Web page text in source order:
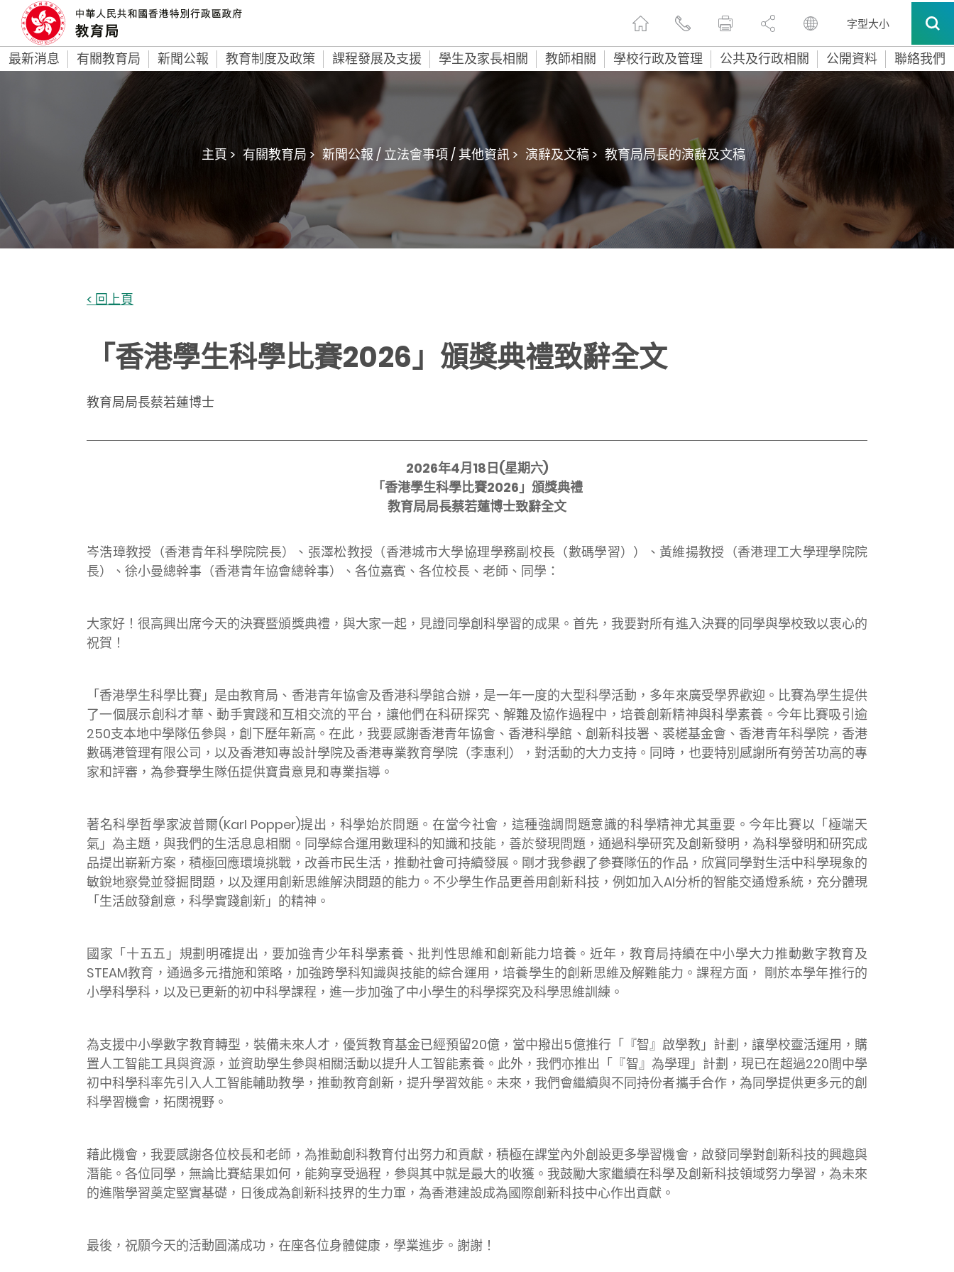
字型大小
最新消息 有關教育局 新聞公報 教育制度及政策 課程發展及支援 學生及家長相關 教師相關 學校行政及管理 公共及行政相關 公開資料 聯絡我們
主頁 > 有關教育局 > 新聞公報 / 立法會事項 / 其他資訊 > 演辭及文稿 > 教育局局長的演辭及文稿
< 回上頁
「香港學生科學比賽2026」頒獎典禮致辭全文
教育局局長蔡若蓮博士
2026年4月18日(星期六)
「香港學生科學比賽2026」頒獎典禮
教育局局長蔡若蓮博士致辭全文
岑浩璋教授（香港青年科學院院長）、張澤松教授（香港城市大學協理學務副校長（數碼學習））、黃維揚教授（香港理工大學理學院院
長）、徐小曼總幹事（香港青年協會總幹事）、各位嘉賓、各位校長、老師、同學：
大家好！很高興出席今天的決賽暨頒獎典禮，與大家一起，見證同學創科學習的成果。首先，我要對所有進入決賽的同學與學校致以衷心的
祝賀！
「香港學生科學比賽」是由教育局、香港青年協會及香港科學館合辦，是一年一度的大型科學活動，多年來廣受學界歡迎。比賽為學生提供
了一個展示創科才華、動手實踐和互相交流的平台，讓他們在科研探究、解難及協作過程中，培養創新精神與科學素養。今年比賽吸引逾
250支本地中學隊伍參與，創下歷年新高。在此，我要感謝香港青年協會、香港科學館、創新科技署、裘槎基金會、香港青年科學院，香港
數碼港管理有限公司，以及香港知專設計學院及香港專業教育學院（李惠利），對活動的大力支持。同時，也要特別感謝所有勞苦功高的專
家和評審，為參賽學生隊伍提供寶貴意見和專業指導。
著名科學哲學家波普爾(Karl Popper)提出，科學始於問題。在當今社會，這種強調問題意識的科學精神尤其重要。今年比賽以「極端天
氣」為主題，與我們的生活息息相關。同學綜合運用數理科的知識和技能，善於發現問題，通過科學研究及創新發明，為科學發明和研究成
品提出嶄新方案，積極回應環境挑戰，改善市民生活，推動社會可持續發展。剛才我參觀了參賽隊伍的作品，欣賞同學對生活中科學現象的
敏銳地察覺並發掘問題，以及運用創新思維解決問題的能力。不少學生作品更善用創新科技，例如加入AI分析的智能交通燈系統，充分體現
「生活啟發創意，科學實踐創新」的精神。
國家「十五五」規劃明確提出，要加強青少年科學素養、批判性思維和創新能力培養。近年，教育局持續在中小學大力推動數字教育及
STEAM教育，通過多元措施和策略，加強跨學科知識與技能的綜合運用，培養學生的創新思維及解難能力。課程方面， 剛於本學年推行的
小學科學科，以及已更新的初中科學課程，進一步加強了中小學生的科學探究及科學思維訓練。
為支援中小學數字教育轉型，裝備未來人才，優質教育基金已經預留20億，當中撥出5億推行「『智』啟學教」計劃，讓學校靈活運用，購
置人工智能工具與資源，並資助學生參與相關活動以提升人工智能素養。此外，我們亦推出「『智』為學理」計劃，現已在超過220間中學
初中科學科率先引入人工智能輔助教學，推動教育創新，提升學習效能。未來，我們會繼續與不同持份者攜手合作，為同學提供更多元的創
科學習機會，拓闊視野。
藉此機會，我要感謝各位校長和老師，為推動創科教育付出努力和貢獻，積極在課堂內外創設更多學習機會，啟發同學對創新科技的興趣與
潛能。各位同學，無論比賽結果如何，能夠享受過程，參與其中就是最大的收獲。我鼓勵大家繼續在科學及創新科技領域努力學習，為未來
的進階學習奠定堅實基礎，日後成為創新科技界的生力軍，為香港建設成為國際創新科技中心作出貢獻。
最後，祝願今天的活動圓滿成功，在座各位身體健康，學業進步。謝謝！